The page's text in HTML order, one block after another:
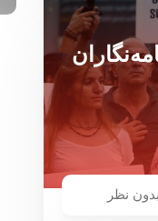
بدون نظر